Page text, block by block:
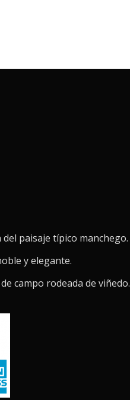
paisaje típico manchego.
y elegante.
campo rodeada de viñedo.